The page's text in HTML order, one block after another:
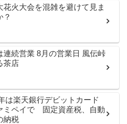
花火大会を混雑を避けて見ま
？
連続営業 8月の営業日 風伝峠
茶店
は楽天銀行デビットカード
ミペイで 固定資産税、自動
納税